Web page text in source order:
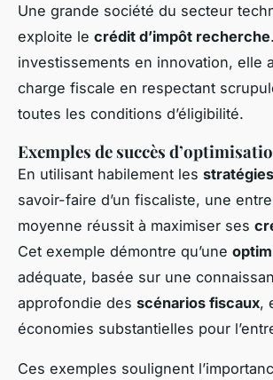
Une grande société du secteur
exploite le crédit d’impôt recherche
investissements en innovation, elle
charge fiscale en respectant
toutes les conditions d’éligibilité.
Exemples de succès
En utilisant habilement les
savoir-faire d’un fiscaliste, une
moyenne réussit à maximiser ses
Cet exemple démontre qu’une
adéquate, basée sur une
approfondie des scénarios fiscaux,
économies substantielles pour
Ces exemples soulignent